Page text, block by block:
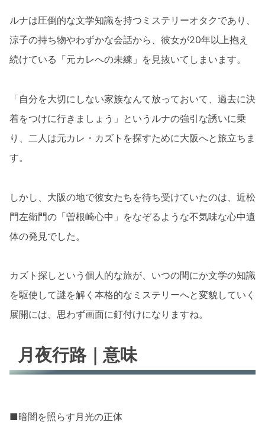
ルナは圧倒的な文学知識を持つミステリーオタクであり、
涼子の持ち物やわずかな会話から、彼女が20年以上抱え
続けている「元カレへの未練」を見抜いてしまいます。
「自分を大切にしない家族なんて放っておいて、過去に決
着をつけに行きましょう」というルナの強引な誘いに乗
り、二人は元カレ・カズトを探すために大阪へと旅立ちま
す。
しかし、大阪の地で彼女たちを待ち受けていたのは、近松
門左衛門の「曽根崎心中」をなぞるような不気味な心中遺
体の発見でした。
カズト探しという個人的な旅が、いつの間にか文学の知識
を駆使して謎を解く本格的なミステリーへと変貌していく
展開には、思わず画面に釘付けになりますね。
月夜行路｜意味
■暗闇を照らす月光の正体